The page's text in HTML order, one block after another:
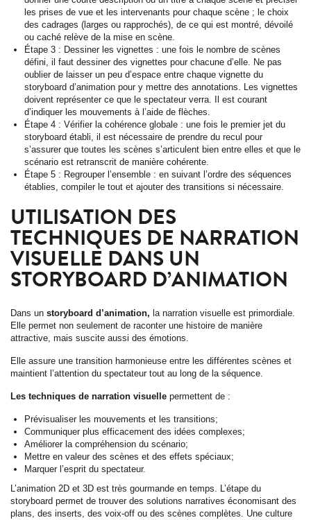
les prises de vue et les intervenants pour chaque scène ; le choix
des cadrages (larges ou rapprochés), de ce qui est montré, dévoilé
ou caché relève de la mise en scène.
Étape 3 : Dessiner les vignettes : une fois le nombre de scènes
défini, il faut dessiner des vignettes pour chacune d’elle. Ne pas
oublier de laisser un peu d’espace entre chaque vignette du
storyboard d’animation pour y mettre des annotations. Les vignettes
doivent représenter ce que le spectateur verra. Il est courant
d’indiquer les mouvements à l’aide de flèches.
Étape 4 : Vérifier la cohérence globale : une fois le premier jet du
storyboard établi, il est nécessaire de prendre du recul pour
s’assurer que toutes les scènes s’articulent bien entre elles et que le
scénario est retranscrit de manière cohérente.
Étape 5 : Regrouper l’ensemble : en suivant l’ordre des séquences
établies, compiler le tout et ajouter des transitions si nécessaire.
UTILISATION DES
TECHNIQUES DE NARRATION
VISUELLE DANS UN
STORYBOARD D’ANIMATION
Dans un storyboard d’animation, la narration visuelle est primordiale.
Elle permet non seulement de raconter une histoire de manière
attractive, mais suscite aussi des émotions.
Elle assure une transition harmonieuse entre les différentes scènes et
maintient l’attention du spectateur tout au long de la séquence.
Les techniques de narration visuelle permettent de :
Prévisualiser les mouvements et les transitions;
Communiquer plus efficacement des idées complexes;
Améliorer la compréhension du scénario;
Mettre en valeur des scènes et des effets spéciaux;
Marquer l’esprit du spectateur.
L’animation 2D et 3D est très gourmande en temps. L’étape du
storyboard permet de trouver des solutions narratives économisant des
plans, des inserts, des voix-off ou des scènes complètes. Une culture